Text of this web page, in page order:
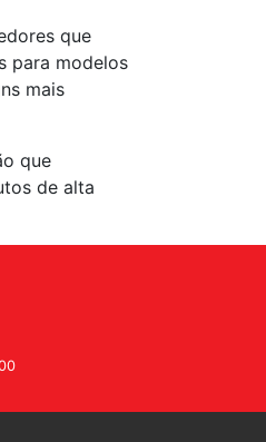
que
para modelos
mais
que
de alta